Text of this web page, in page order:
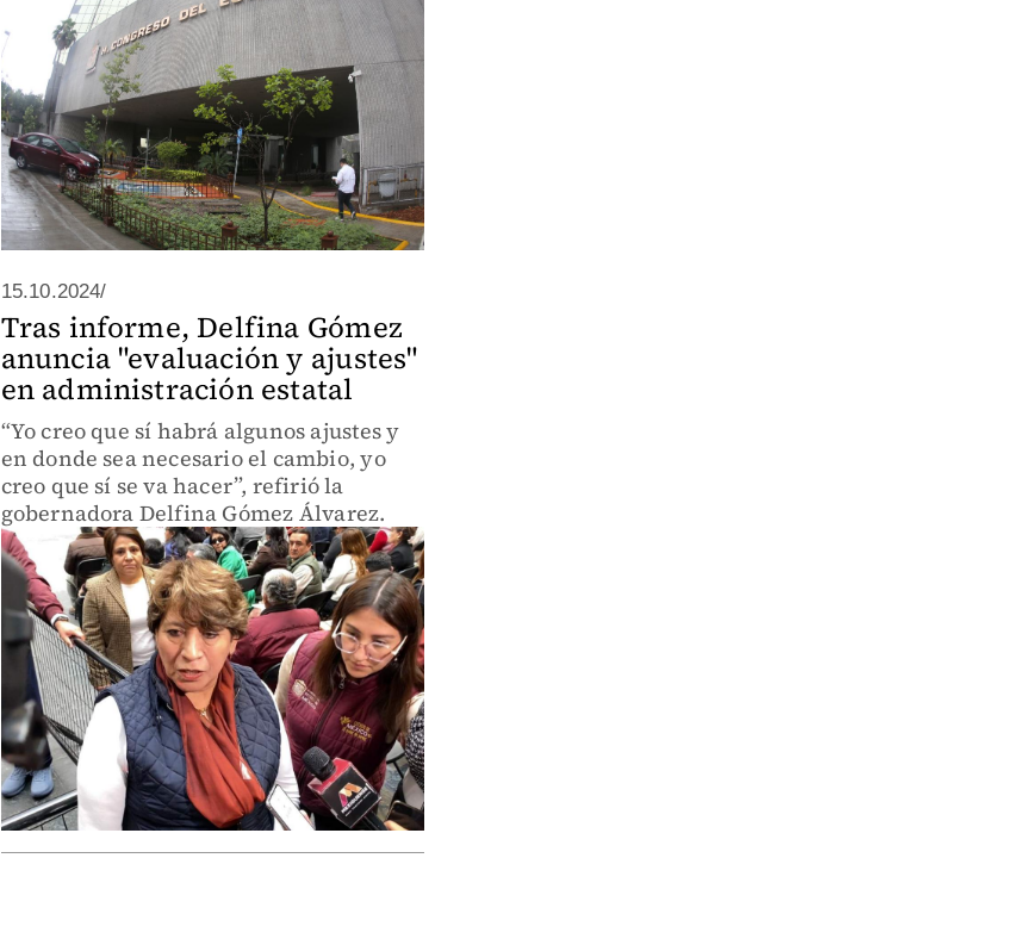
15.10.2024/
Tras informe, Delfina Gómez
anuncia "evaluación y ajustes"
en administración estatal
“Yo creo que sí habrá algunos ajustes y
en donde sea necesario el cambio, yo
creo que sí se va hacer”, refirió la
gobernadora Delfina Gómez Álvarez.